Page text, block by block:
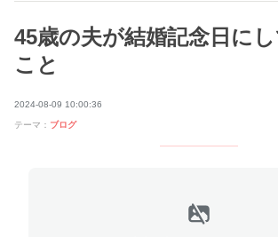
45歳の夫が結婚記念日に
こと
2024-08-09 10:00:36
テーマ： ブログ